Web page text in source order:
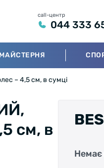
call-центр
044 333
МАЙСТЕРНЯ
– 4,5 см, в сумці
см, в
Немає